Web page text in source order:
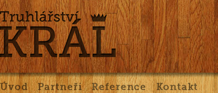
Úvod Partneři Reference Kontakt